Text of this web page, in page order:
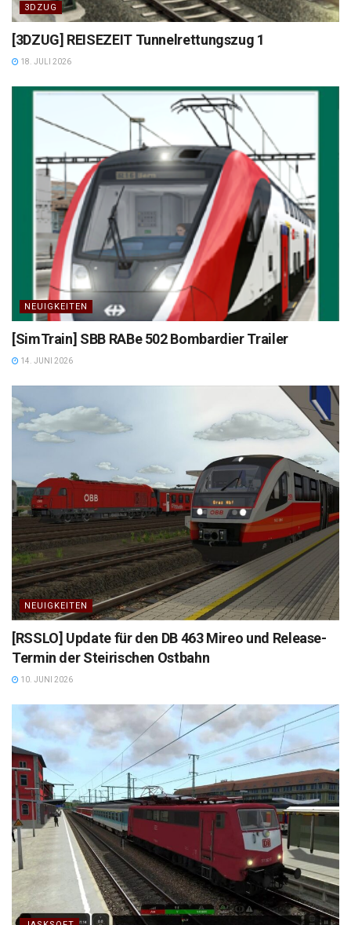
3DZUG
[3DZUG] REISEZEIT Tunnelrettungszug 1
18. JULI 2026
NEUIGKEITEN
[SimTrain] SBB RABe 502 Bombardier Trailer
14. JUNI 2026
NEUIGKEITEN
[RSSLO] Update für den DB 463 Mireo und Release-
Termin der Steirischen Ostbahn
10. JUNI 2026